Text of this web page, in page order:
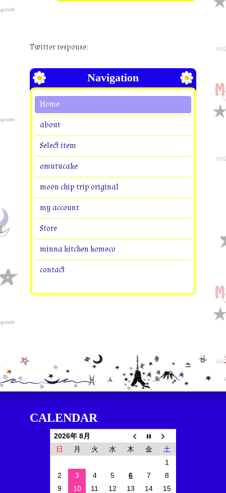
Twitter response:
Navigation
Home
about
Select item
omutucake
moon chip trip original
my account
Store
minna kitchen komeco
contact
CALENDAR
2026年 8月
日
月 火 水 木 金
土
1
2
3 4 5 6 7
8
9
10 11 12 13 14
15